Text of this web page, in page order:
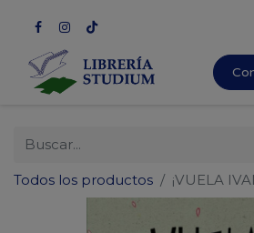
Todos los productos ¡VUELA